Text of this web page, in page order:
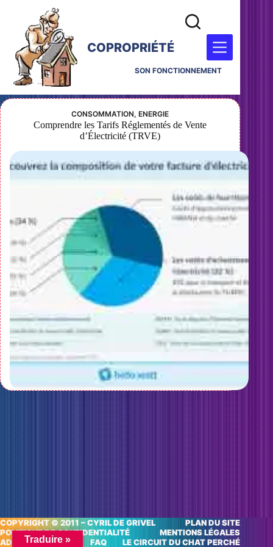
COPROPRIÉTÉ
SON FONCTIONNEMENT
CONSOMMATION,ENERGIE
Comprendre les Tarifs Réglementés de Vente
d’Électricité (TRVE)
COPYRIGHT © 2011 – CYRIL DE GRIVEL
PLAN DU SITE
POLITIQUE DE CONFIDENTIALITÉ
MENTIONS LÉGALES
ADRESSES UTILES
FAQ LE CIRCUIT DU CHAT PERCHÉ
Traduire »